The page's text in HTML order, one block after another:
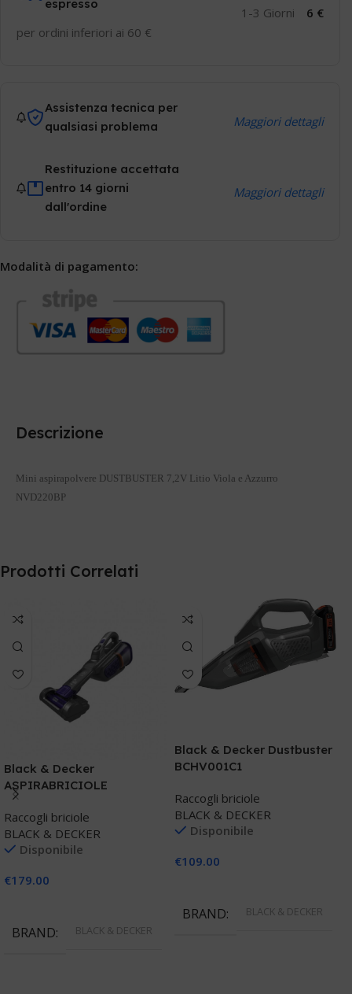
espresso
per ordini inferiori ai 60 €
1-3 Giorni 6 €
Assistenza tecnica per
qualsiasi problema
Maggiori dettagli
Restituzione accettata
entro 14 giorni
dall'ordine
Maggiori dettagli
Modalità di pagamento:
Descrizione
Mini aspirapolvere DUSTBUSTER 7,2V Litio Viola e Azzurro
NVD220BP
Prodotti Correlati
Black & Decker
ASPIRABRICIOLE
DUSTERBUSTER
BHHV520BFP
Raccogli briciole
BLACK & DECKER
Disponibile
€179.00
BRAND BLACK & DECKER
Black & Decker Dustbuster
BCHV001C1
Raccogli briciole
BLACK & DECKER
Disponibile
€109.00
BRAND BLACK & DECKER